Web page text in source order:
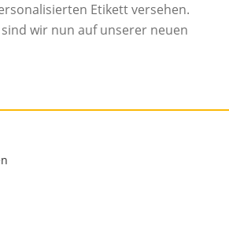
Etikett versehen.
sind wir nun auf unserer neuen